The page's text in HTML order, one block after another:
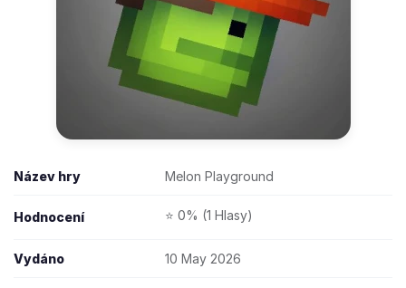
Název hry Melon Playground
Hodnocení ⭐ 0% (1 Hlasy)
Vydáno 10 May 2026